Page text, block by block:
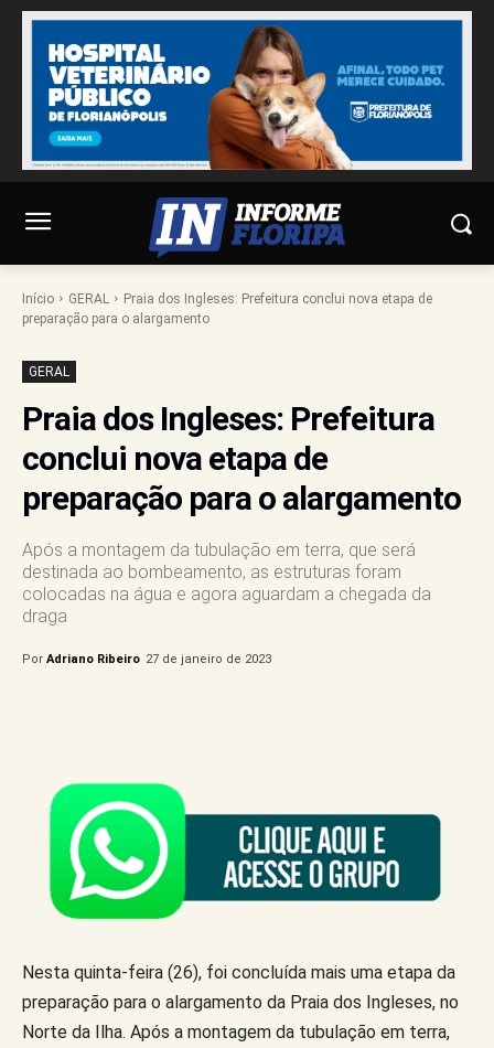
Início GERAL
Praia dos Ingleses: Prefeitura conclui nova etapa de
preparação para o alargamento
GERAL
Praia dos Ingleses: Prefeitura
conclui nova etapa de
preparação para o alargamento
Após a montagem da tubulação em terra, que será
destinada ao bombeamento, as estruturas foram
colocadas na água e agora aguardam a chegada da
draga
Por Adriano Ribeiro 27 de janeiro de 2023
Nesta quinta-feira (26), foi concluída mais uma etapa da
preparação para o alargamento da Praia dos Ingleses, no
Norte da Ilha. Após a montagem da tubulação em terra,